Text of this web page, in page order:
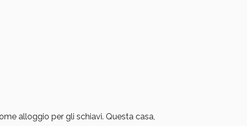
alloggio per gli schiavi. Questa casa,